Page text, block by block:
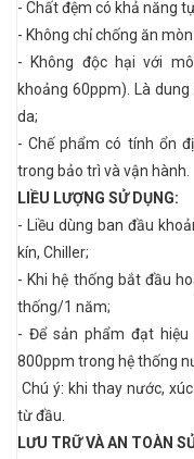
- Chất đệm có khả năng
- Không chỉ chống ăn
- Không độc hại với
khoảng 60ppm). Là dung
da;
- Chế phẩm có tính ổn
trong bảo trì và vận hành.
LIỀU LƯỢNG SỬ DỤNG:
-
Liều dùng ban đầu
kín, Chiller;
- Khi hệ thống bắt đầu
thống/1 năm;
- Để sản phẩm đạt
800ppm trong hệ thống
Chú ý: khi thay nước,
từ đầu.
LƯU TRỮVÀ AN TOÀN